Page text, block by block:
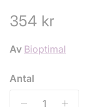
Ordinarie pris
354 kr
Av Bioptimal
Antal